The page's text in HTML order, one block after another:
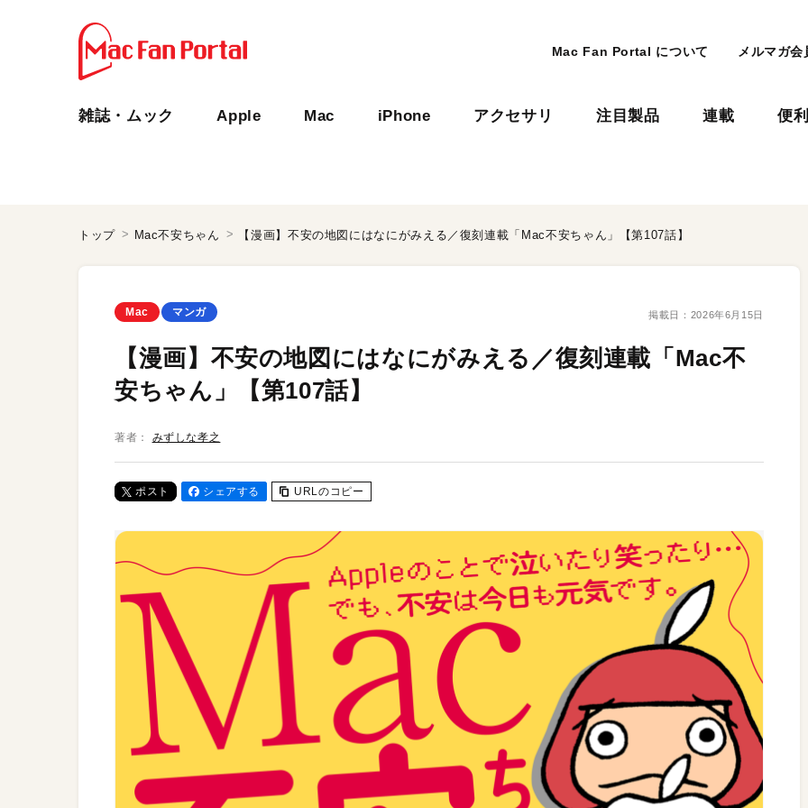
Mac Fan Portal について メルマガ会
雑誌・ムック Apple Mac iPhone アクセサリ 注目製品 連載 便
トップ Mac不安ちゃん 【漫画】不安の地図にはなにがみえる／復刻連載「Mac不安ちゃん」【第107話】
Mac マンガ 掲載日： 2026年6月15日
【漫画】不安の地図にはなにがみえる／復刻連載「Mac不
安ちゃん」【第107話】
著者： みずしな孝之
ポスト シェアする URLのコピー